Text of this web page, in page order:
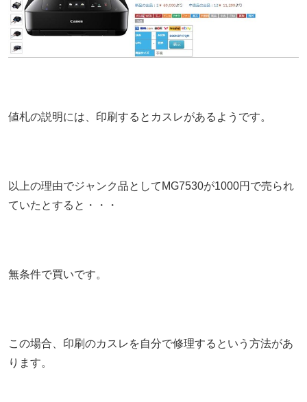
値札の説明には、印刷するとカスレがあるようです。
以上の理由でジャンク品としてMG7530が1000円で売られ
ていたとすると・・・
無条件で買いです。
この場合、印刷のカスレを自分で修理するという方法があ
ります。